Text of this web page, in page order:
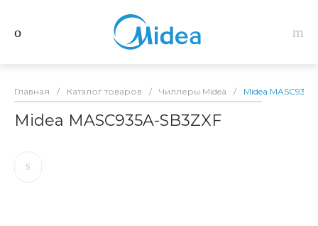
Главная / Каталог товаров / Чиллеры Midea / Midea
Midea MASC935A-SB3ZXF